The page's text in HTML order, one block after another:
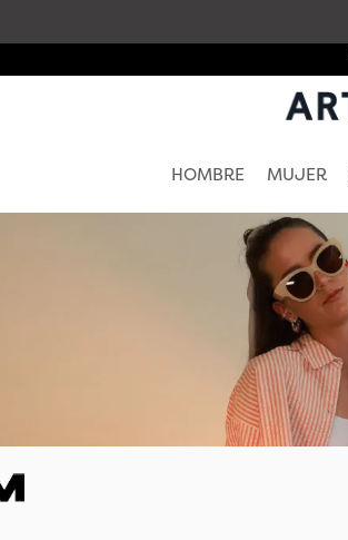
HOMBRE MUJER